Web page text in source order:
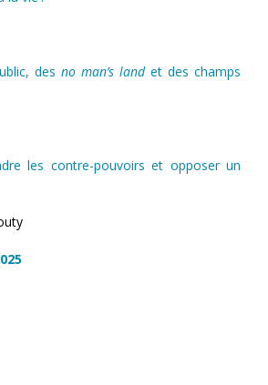
des no man’s landet des champs
les contre-pouvoirs et opposer un